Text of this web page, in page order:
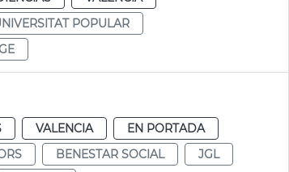
POPULAR
VALENCIA
EN PORTADA
BENESTAR SOCIAL
JGL